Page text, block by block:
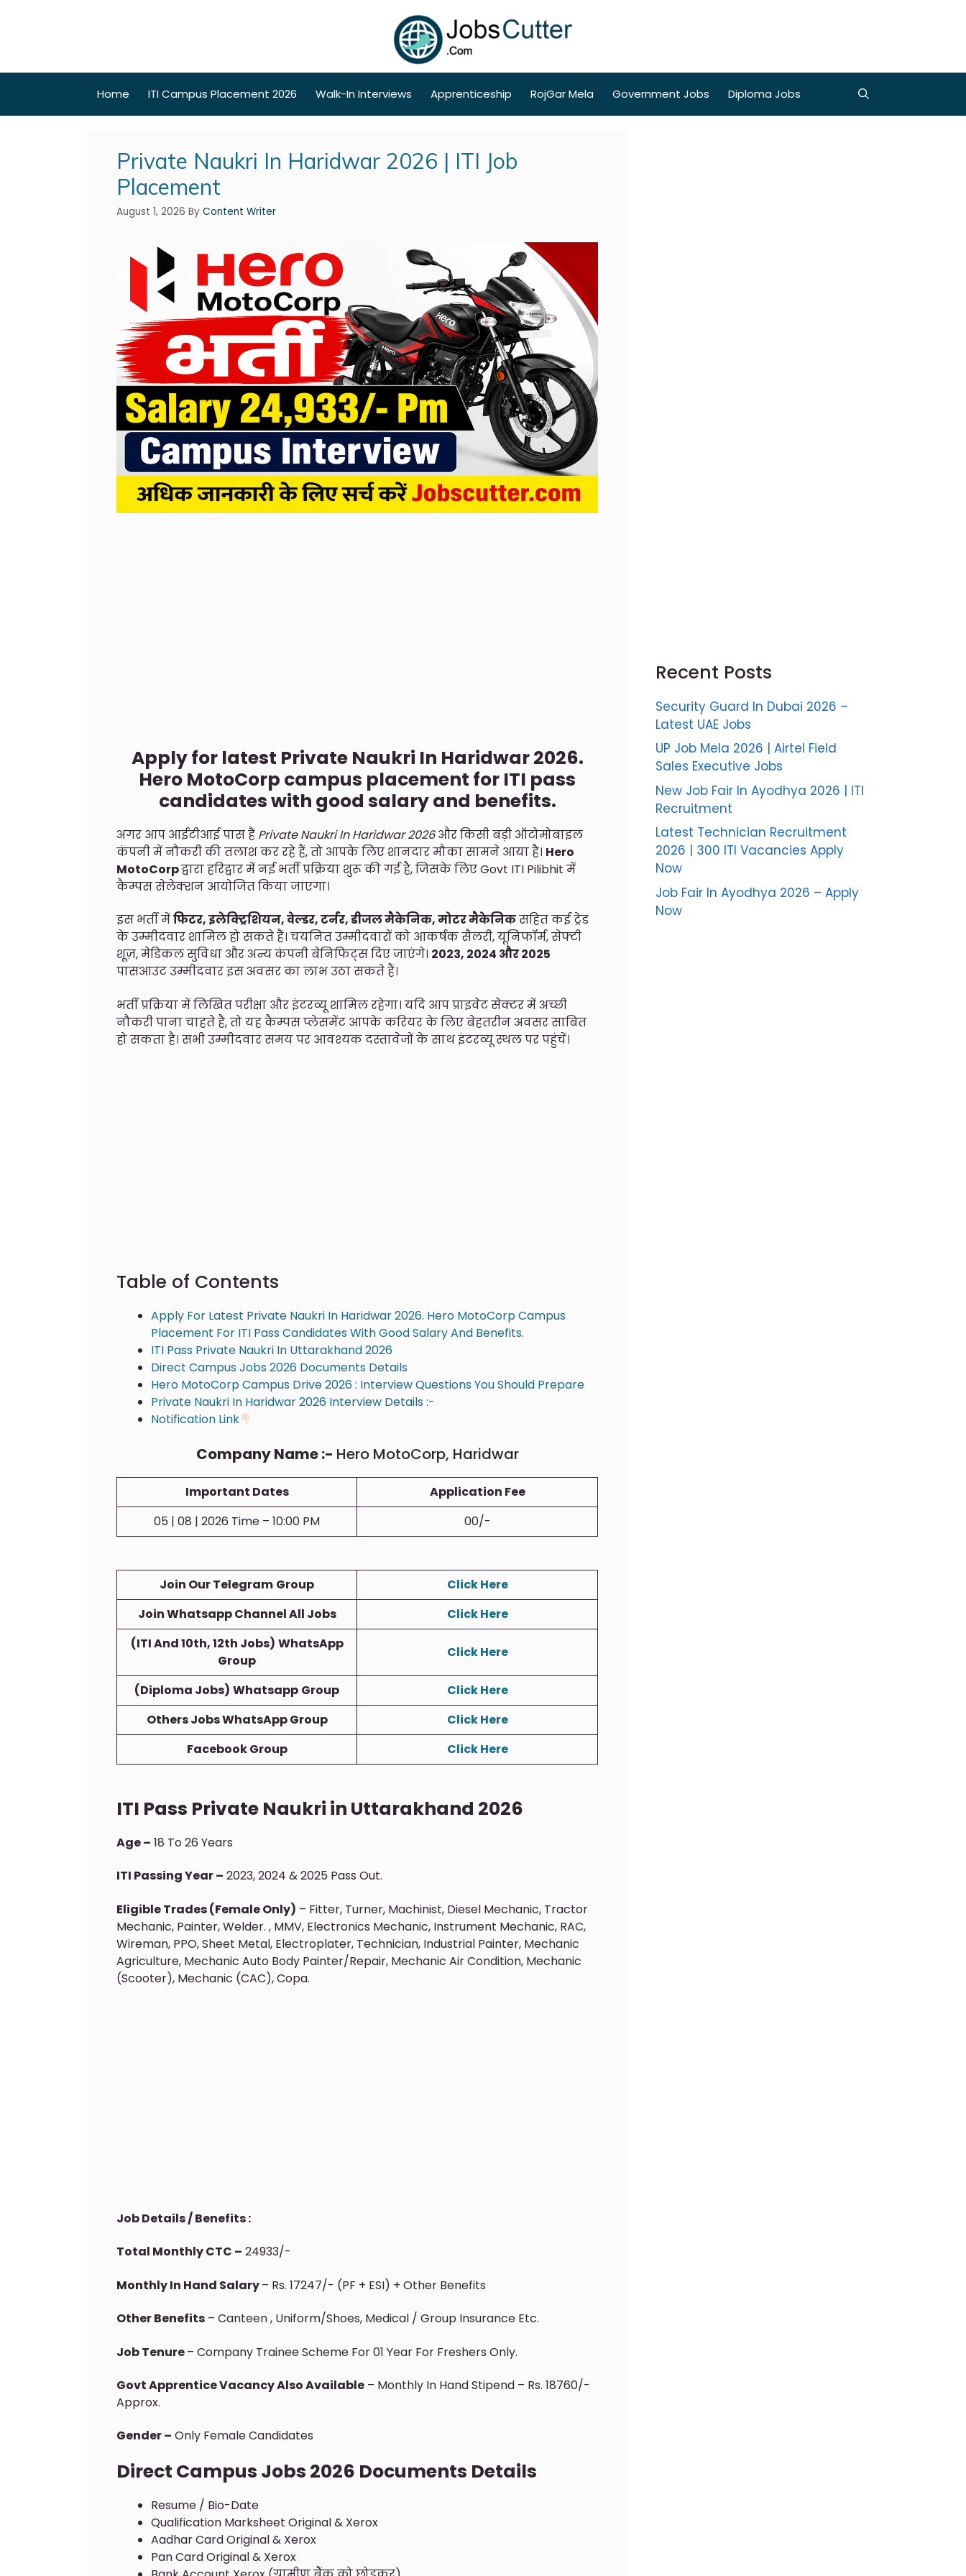
Home ITI Campus Placement 2026 Walk-In Interviews Apprenticeship RojGar Mela Government Jobs Diploma Jobs
Private Naukri In Haridwar 2026 | ITI Job
Placement
August 1, 2026 By Content Writer
Apply for latest Private Naukri In Haridwar 2026.
Hero MotoCorp campus placement for ITI pass
candidates with good salary and benefits.
अगर आप आईटीआई पास हैं Private Naukri In Haridwar 2026और किसी बड़ी ऑटोमोबाइल
कंपनी में नौकरी की तलाश कर रहे हैं, तो आपके लिए शानदार मौका सामने आया है। Hero
MotoCorpद्वारा हरिद्वार में नई भर्ती प्रक्रिया शुरू की गई है, जिसके लिए Govt ITI Pilibhit में
कैम्पस सेलेक्शन आयोजित किया जाएगा।
इस भर्ती मेंफिटर, इलेक्ट्रिशियन, वेल्डर, टर्नर, डीजल मैकेनिक, मोटर मैकेनिकसहित कई ट्रेड
के उम्मीदवार शामिल हो सकते हैं। चयनित उम्मीदवारों को आकर्षक सैलरी, यूनिफॉर्म, सेफ्टी
शूज़, मेडिकल सुविधा और अन्य कंपनी बेनिफिट्स दिए जाएंगे। 2023, 2024 और 2025
पासआउट उम्मीदवार इस अवसर का लाभ उठा सकते हैं।
भर्ती प्रक्रिया में लिखित परीक्षा और इंटरव्यू शामिल रहेगा। यदि आप प्राइवेट सेक्टर में अच्छी
नौकरी पाना चाहते हैं, तो यह कैम्पस प्लेसमेंट आपके करियर के लिए बेहतरीन अवसर साबित
हो सकता है। सभी उम्मीदवार समय पर आवश्यक दस्तावेजों के साथ इंटरव्यू स्थल पर पहुंचें।
Table of Contents
Apply For Latest Private Naukri In Haridwar 2026. Hero MotoCorp Campus
Placement For ITI Pass Candidates With Good Salary And Benefits.
ITI Pass Private Naukri In Uttarakhand 2026
Direct Campus Jobs 2026 Documents Details
Hero MotoCorp Campus Drive 2026 : Interview Questions You Should Prepare
Private Naukri In Haridwar 2026 Interview Details :-
Notification Link
Company Name :- Hero MotoCorp, Haridwar
Important Dates
Application Fee
05 | 08 | 2026 Time – 10:00 PM
00/-
Join Our Telegram Group
Click Here
Join Whatsapp Channel All Jobs
Click Here
(ITI And 10th, 12th Jobs) WhatsApp
Group
Click Here
(Diploma Jobs) Whatsapp Group
Click Here
Others Jobs WhatsApp Group
Click Here
Facebook Group
Click Here
ITI Pass Private Naukri in Uttarakhand 2026
Age – 18 To 26 Years
ITI Passing Year – 2023, 2024 & 2025 Pass Out.
Eligible Trades (Female Only) – Fitter, Turner, Machinist, Diesel Mechanic, Tractor
Mechanic, Painter, Welder. , MMV, Electronics Mechanic, Instrument Mechanic, RAC,
Wireman, PPO, Sheet Metal, Electroplater, Technician, Industrial Painter, Mechanic
Agriculture, Mechanic Auto Body Painter/Repair, Mechanic Air Condition, Mechanic
(Scooter), Mechanic (CAC), Copa.
Job Details / Benefits :
Total Monthly CTC – 24933/-
Monthly In Hand Salary– Rs. 17247/- (PF + ESI) + Other Benefits
Other Benefits – Canteen , Uniform/Shoes, Medical / Group Insurance Etc.
Job Tenure– Company Trainee Scheme For 01 Year For Freshers Only.
Govt Apprentice Vacancy Also Available – Monthly In Hand Stipend – Rs. 18760/-
Approx.
Gender – Only Female Candidates
Direct Campus Jobs 2026 Documents Details
Resume / Bio-Date
Qualification Marksheet Original & Xerox
Aadhar Card Original & Xerox
Pan Card Original & Xerox
Recent Posts
Security Guard In Dubai 2026 –
Latest UAE Jobs
UP Job Mela 2026 | Airtel Field
Sales Executive Jobs
New Job Fair In Ayodhya 2026 | ITI
Recruitment
Latest Technician Recruitment
2026 | 300 ITI Vacancies Apply
Now
Job Fair In Ayodhya 2026 – Apply
Now